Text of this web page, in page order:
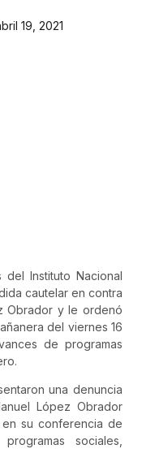
19, 2021
del Instituto Nacional
cautelar en contra
Obrador y le ordenó
del viernes 16
de programas
una denuncia
López Obrador
su conferencia de
sociales,